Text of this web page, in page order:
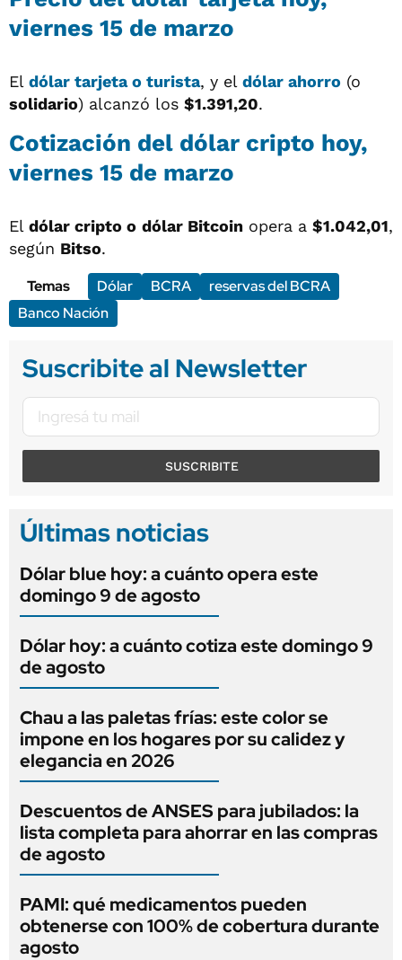
viernes 15 de marzo
El dólar tarjeta o turista, y el dólar ahorro (o
solidario) alcanzó los $1.391,20.
Cotización del dólar cripto hoy,
viernes 15 de marzo
El dólar cripto o dólar Bitcoin opera a $1.042,01,
según Bitso.
Temas
Dólar BCRA
reservas del BCRA
Banco Nación
Suscribite al Newsletter
SUSCRIBITE
Últimas noticias
Dólar blue hoy: a cuánto opera este
domingo 9 de agosto
Dólar hoy: a cuánto cotiza este domingo 9
de agosto
Chau a las paletas frías: este color se
impone en los hogares por su calidez y
elegancia en 2026
Descuentos de ANSES para jubilados: la
lista completa para ahorrar en las compras
de agosto
PAMI: qué medicamentos pueden
obtenerse con 100% de cobertura durante
agosto